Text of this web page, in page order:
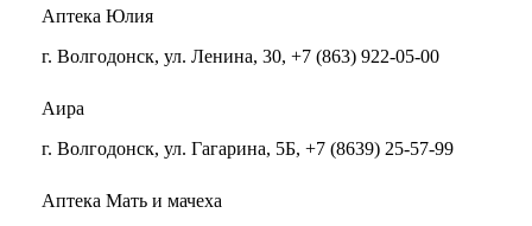
Аптека Юлия
г. Волгодонск, ул. Ленина, 30, +7 (863) 922-05-00
Аира
г. Волгодонск, ул. Гагарина, 5Б, +7 (8639) 25-57-99
Аптека Мать и мачеха